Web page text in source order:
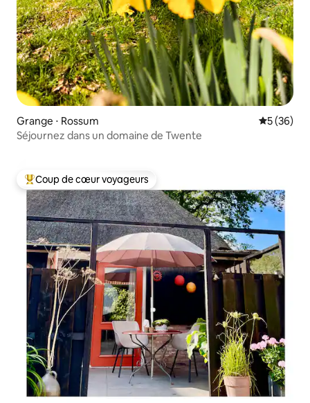
Grange ⋅ Rossum
5 (36)
Séjournez dans un domaine de Twente
Coups de cœur voyageurs les plus appréciés
Coup de cœur voyageurs